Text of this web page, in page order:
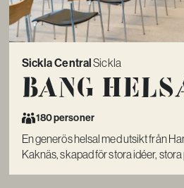
Sickla CentralSickla
Bang
180 personer
En generös helsal med utsikt från
Kaknäs, skapad för stora idéer,